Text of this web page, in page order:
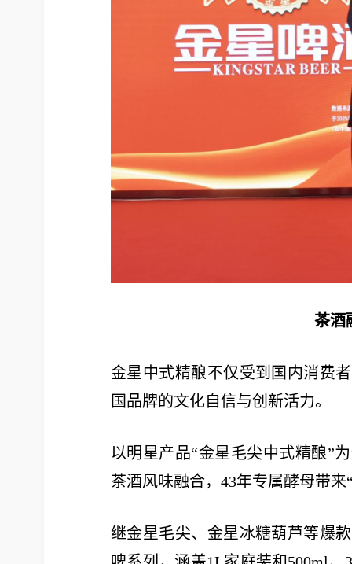
茶酒
金星中式精酿不仅受到国内消费
国品牌的文化自信与创新活力。
以明星产品“金星毛尖中式精酿”
茶酒风味融合，43年专属酵母带
继金星毛尖、金星冰糖葫芦等爆